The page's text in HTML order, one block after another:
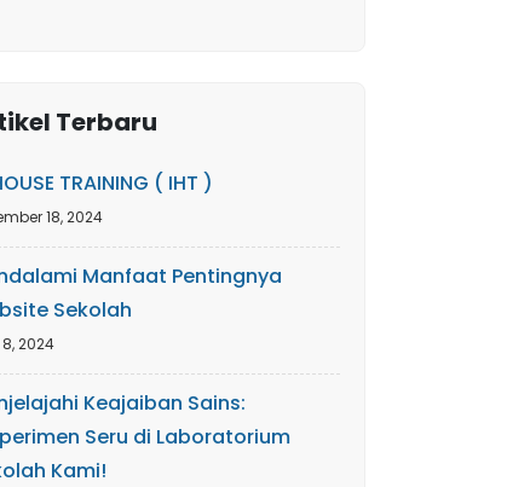
Terbaru
TRAINING ( IHT )
18, 2024
Manfaat Pentingnya
Sekolah
2024
Keajaiban Sains:
Seru di Laboratorium
Kami!